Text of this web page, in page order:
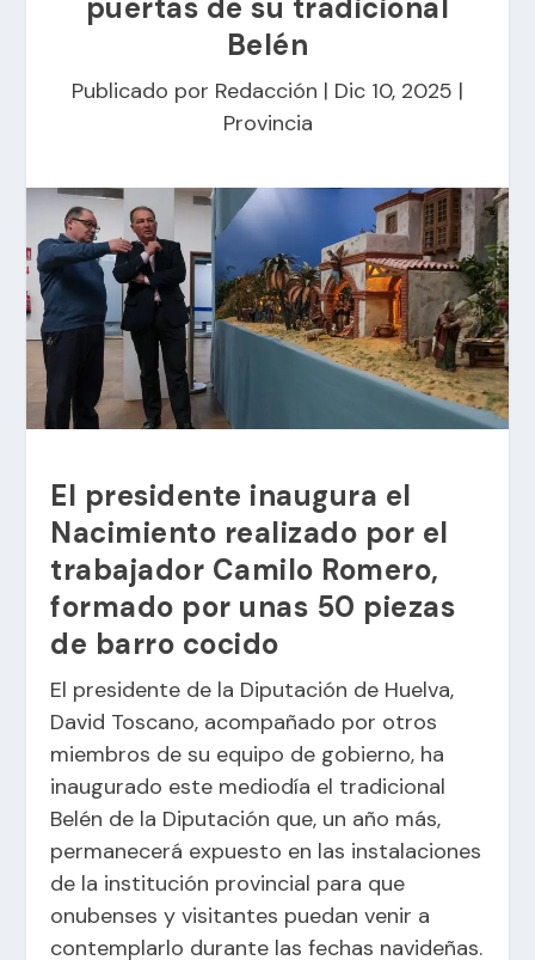
puertas de su tradicional
Belén
Publicado por Redacción | Dic 10, 2025 |
Provincia
El presidente inaugura el
Nacimiento realizado por el
trabajador Camilo Romero,
formado por unas 50 piezas
de barro cocido
El presidente de la Diputación de Huelva,
David Toscano, acompañado por otros
miembros de su equipo de gobierno, ha
inaugurado este mediodía el tradicional
Belén de la Diputación que, un año más,
permanecerá expuesto en las instalaciones
de la institución provincial para que
onubenses y visitantes puedan venir a
contemplarlo durante las fechas navideñas.